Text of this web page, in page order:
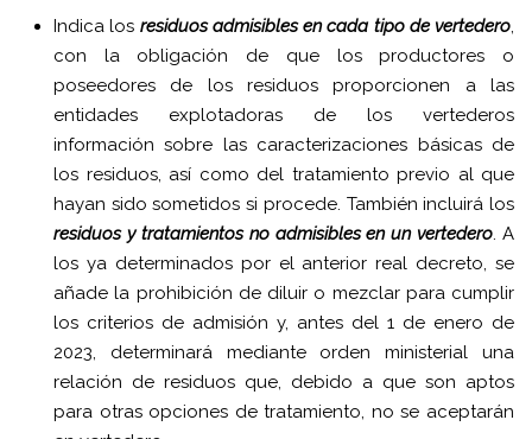
Indica los residuos admisibles en cada tipo de vertedero,
con la obligación de que los productores o
poseedores de los residuos proporcionen a las
entidades explotadoras de los vertederos
información sobre las caracterizaciones básicas de
los residuos, así como del tratamiento previo al que
hayan sido sometidos si procede. También incluirá los
residuos y tratamientos no admisibles en un vertedero. A
los ya determinados por el anterior real decreto, se
añade la prohibición de diluir o mezclar para cumplir
los criterios de admisión y, antes del 1 de enero de
2023, determinará mediante orden ministerial una
relación de residuos que, debido a que son aptos
para otras opciones de tratamiento, no se aceptarán